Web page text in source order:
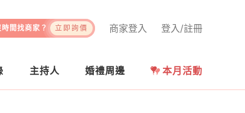
登入/註冊
商家登入
時間找商家？ 立即詢價
主持人 婚禮周邊 本月活動